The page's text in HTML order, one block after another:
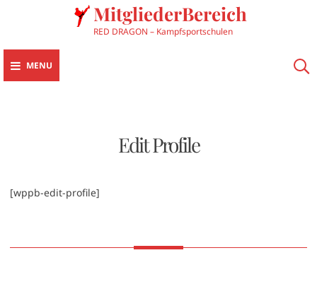
MitgliederBereich
RED DRAGON – Kampfsportschulen
MENU
Edit Profile
[wppb-edit-profile]